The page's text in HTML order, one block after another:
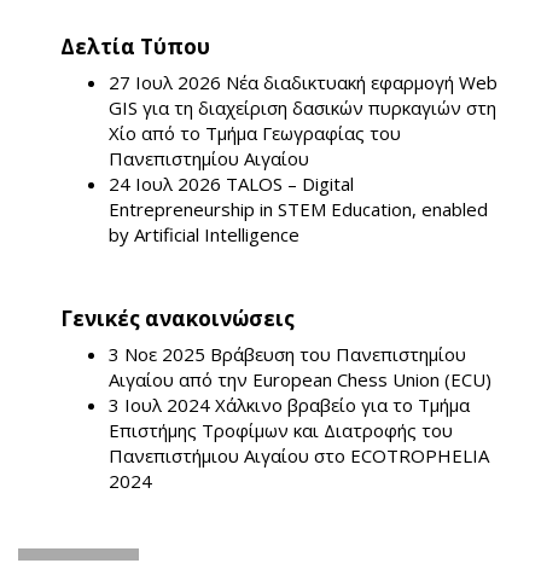
Δελτία Τύπου
27 Ιουλ 2026 Νέα διαδικτυακή εφαρμογή Web
GIS για τη διαχείριση δασικών πυρκαγιών στη
Χίο από το Τμήμα Γεωγραφίας του
Πανεπιστημίου Αιγαίου
24 Ιουλ 2026 TALOS – Digital
Entrepreneurship in STEM Education, enabled
by Artificial Intelligence
Γενικές ανακοινώσεις
3 Νοε 2025 Βράβευση του Πανεπιστημίου
Αιγαίου από την European Chess Union (ECU)
3 Ιουλ 2024 Χάλκινο βραβείο για το Τμήμα
Επιστήμης Τροφίμων και Διατροφής του
Πανεπιστήμιου Αιγαίου στο ECOTROPHELIA
2024